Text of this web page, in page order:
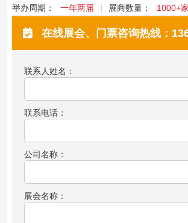
举办周期：
一年两届 展商数量： 1000+家
在线展会、门票咨询热线：
联系人姓名：
联系电话：
公司名称：
展会名称：